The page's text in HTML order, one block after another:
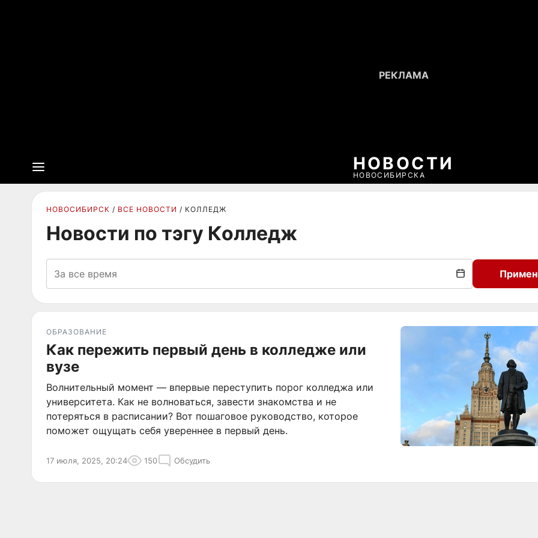
НОВОСТИ
НОВОСИБИРСКА
НОВОСИБИРСК ВСЕ НОВОСТИ КОЛЛЕДЖ
Новости по тэгу Колледж
ОБРАЗОВАНИЕ
Как пережить первый день в колледже или
вузе
Волнительный момент — впервые переступить порог колледжа или
университета. Как не волноваться, завести знакомства и не
потеряться в расписании? Вот пошаговое руководство, которое
поможет ощущать себя увереннее в первый день.
17 июля, 2025, 20:24 150 Обсудить